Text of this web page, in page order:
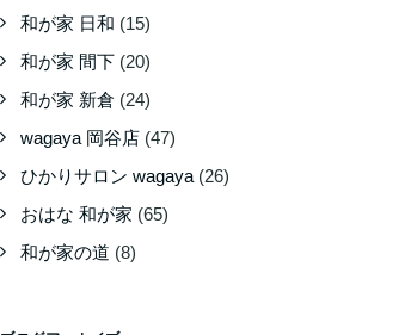
和が家 日和 (15)
和が家 間下 (20)
和が家 新倉 (24)
wagaya 岡谷店 (47)
ひかりサロン wagaya (26)
おはな 和が家 (65)
和が家の道 (8)